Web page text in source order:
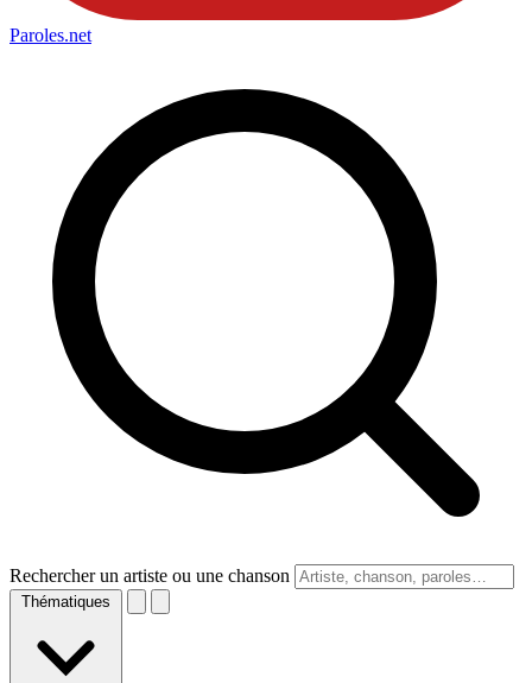
Paroles.net
Rechercher un artiste ou une chanson
Thématiques